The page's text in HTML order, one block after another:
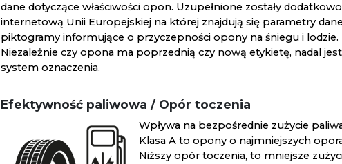
dane dotyczące właściwości opon. Uzupełnione zostały
internetową Unii Europejskiej na której znajdują się parametry
piktogramy informujące o przyczepności opony na śniegu i lodzie.
Niezależnie czy opona ma poprzednią czy nową etykietę, nadal
system oznaczenia.
Efektywność paliwowa / Opór toczenia
Wpływa na bezpośrednie zużycie
Klasa A to opony o najmniejszych
Niższy opór toczenia, to mniejsze